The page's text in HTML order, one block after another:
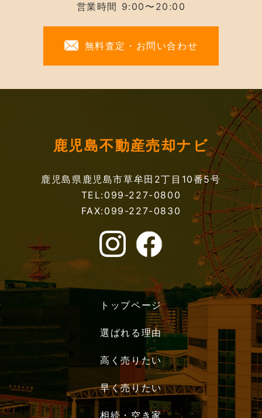
営業時間 9:00〜20:00
無料査定・お問い合わせ
鹿児島不動産売却ナビ
鹿児島県鹿児島市草牟田2丁目10番5号
TEL:099-227-0800
FAX:099-227-0830
トップページ
選ばれる理由
高く売りたい
早く売りたい
相続・空き家